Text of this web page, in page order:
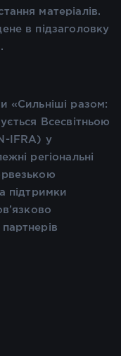
матеріалів.
в підзаголовку
«Сильніші разом:
Всесвітньою
IFRA) у
регіональні
підтримки